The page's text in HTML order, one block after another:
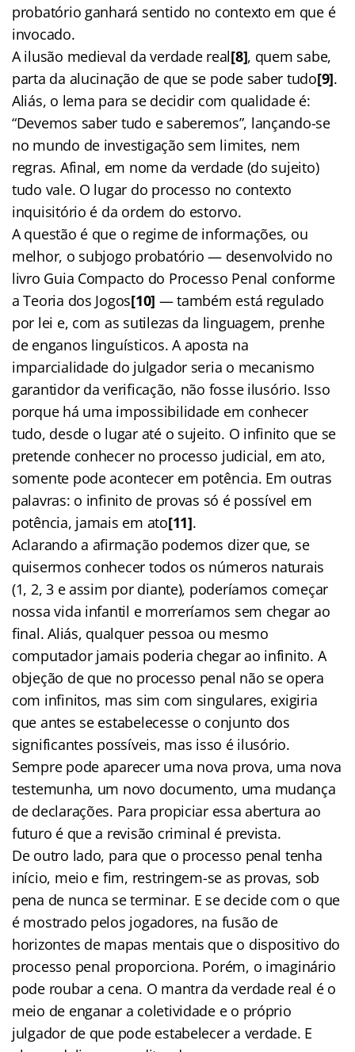
probatório ganhará sentido no contexto em que é
invocado.
A ilusão medieval da verdade real[8], quem sabe,
parta da alucinação de que se pode saber tudo[9].
Aliás, o lema para se decidir com qualidade é:
“Devemos saber tudo e saberemos”, lançando-se
no mundo de investigação sem limites, nem
regras. Afinal, em nome da verdade (do sujeito)
tudo vale. O lugar do processo no contexto
inquisitório é da ordem do estorvo.
A questão é que o regime de informações, ou
melhor, o subjogo probatório — desenvolvido no
livro Guia Compacto do Processo Penal conforme
a Teoria dos Jogos[10] — também está regulado
por lei e, com as sutilezas da linguagem, prenhe
de enganos linguísticos. A aposta na
imparcialidade do julgador seria o mecanismo
garantidor da verificação, não fosse ilusório. Isso
porque há uma impossibilidade em conhecer
tudo, desde o lugar até o sujeito. O infinito que se
pretende conhecer no processo judicial, em ato,
somente pode acontecer em potência. Em outras
palavras: o infinito de provas só é possível em
potência, jamais em ato[11].
Aclarando a afirmação podemos dizer que, se
quisermos conhecer todos os números naturais
(1, 2, 3 e assim por diante), poderíamos começar
nossa vida infantil e morreríamos sem chegar ao
final. Aliás, qualquer pessoa ou mesmo
computador jamais poderia chegar ao infinito. A
objeção de que no processo penal não se opera
com infinitos, mas sim com singulares, exigiria
que antes se estabelecesse o conjunto dos
significantes possíveis, mas isso é ilusório.
Sempre pode aparecer uma nova prova, uma nova
testemunha, um novo documento, uma mudança
de declarações. Para propiciar essa abertura ao
futuro é que a revisão criminal é prevista.
De outro lado, para que o processo penal tenha
início, meio e fim, restringem-se as provas, sob
pena de nunca se terminar. E se decide com o que
é mostrado pelos jogadores, na fusão de
horizontes de mapas mentais que o dispositivo do
processo penal proporciona. Porém, o imaginário
pode roubar a cena. O mantra da verdade real é o
meio de enganar a coletividade e o próprio
julgador de que pode estabelecer a verdade. E